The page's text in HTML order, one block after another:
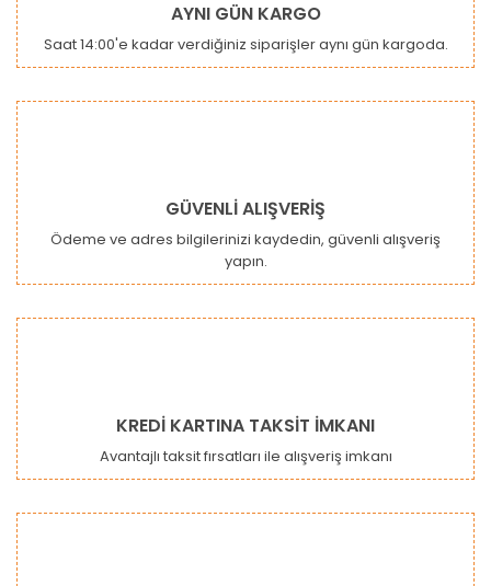
Ürün açıklamasında eksik bilgiler bulunuyor.
Ürün bilgilerinde hatalar bulunuyor.
Gönder
AYNI GÜN KARGO
Saat 14:00'e kadar verdiğiniz siparişler aynı gün kargoda.
GÜVENLİ ALIŞVERİŞ
Ödeme ve adres bilgilerinizi kaydedin, güvenli alışveriş
yapın.
KREDİ KARTINA TAKSİT İMKANI
Avantajlı taksit fırsatları ile alışveriş imkanı